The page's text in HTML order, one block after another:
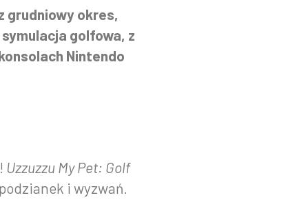
grudniowy okres,
golfowa, z
Nintendo
Uzzuzzu My Pet: Golf
i wyzwań.